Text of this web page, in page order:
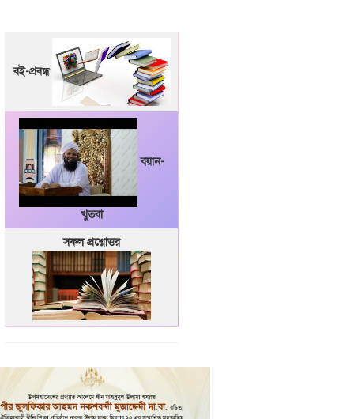
বই-প্রবন্ধ
বয়ান-
খুতবা
সকল প্রশ্নোত্তর